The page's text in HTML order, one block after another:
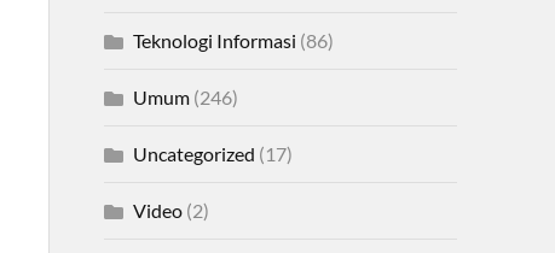
Teknologi Informasi (86)
Umum(246)
Uncategorized (17)
Video(2)